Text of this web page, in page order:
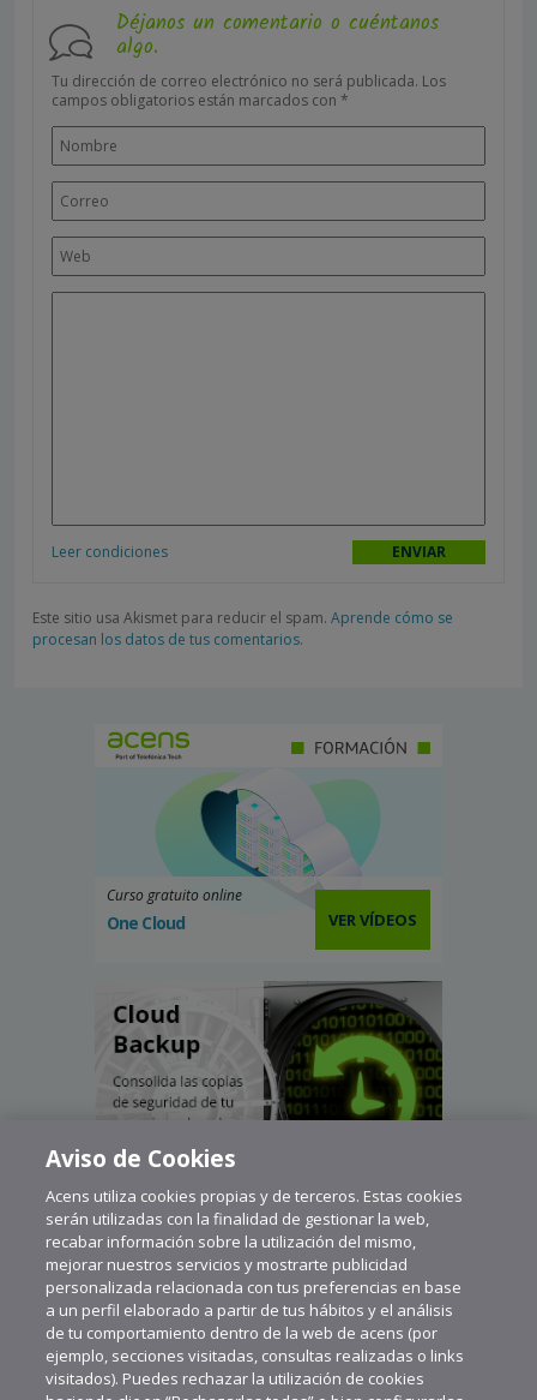
Déjanos un comentario o cuéntanos
algo.
Tu dirección de correo electrónico no será publicada. Los
campos obligatorios están marcados con *
Leer condiciones
Este sitio usa Akismet para reducir el spam. Aprende cómo se
procesan los datos de tus comentarios.
Curso gratuito online
One Cloud VER VÍDEOS
Aviso de Cookies
Acens utiliza cookies propias y de terceros. Estas cookies
serán utilizadas con la finalidad de gestionar la web,
recabar información sobre la utilización del mismo,
mejorar nuestros servicios y mostrarte publicidad
personalizada relacionada con tus preferencias en base
a un perfil elaborado a partir de tus hábitos y el análisis
de tu comportamiento dentro de la web de acens (por
ejemplo, secciones visitadas, consultas realizadas o links
visitados). Puedes rechazar la utilización de cookies